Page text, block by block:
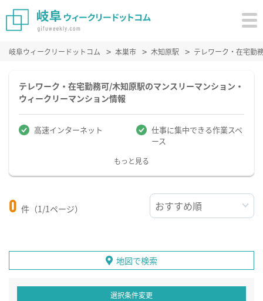
岐阜ウィークリードットコム 本巣市 木知原駅 テレワーク・在宅勤
テレワーク・在宅勤務可/木知原駅のマンスリーマンション・
ウィークリーマンション情報
高速インターネット
仕事に集中できる作業スペ
ース
もっと見る
0 件（1/1ページ）
地図で検索
選択条件変更